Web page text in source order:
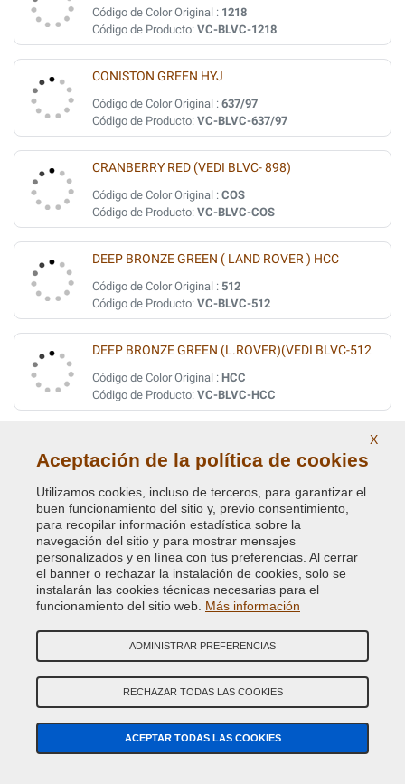
Código de Color Original : 1218
Código de Producto: VC-BLVC-1218
CONISTON GREEN HYJ
Código de Color Original : 637/97
Código de Producto: VC-BLVC-637/97
CRANBERRY RED (VEDI BLVC- 898)
Código de Color Original : COS
Código de Producto: VC-BLVC-COS
DEEP BRONZE GREEN ( LAND ROVER ) HCC
Código de Color Original : 512
Código de Producto: VC-BLVC-512
DEEP BRONZE GREEN (L.ROVER)(VEDI BLVC-512
Código de Color Original : HCC
Código de Producto: VC-BLVC-HCC
Código de Color Original :419
Código de Producto: VC-BLVC-419
EASTNOR GREEN (L.ROVER)(VEDI BLVC-419
Código de Color Original :HUJ
Código de Producto:VC-BLVC-HUJ
Código de Color Original : 997
Código de Color Original :JSA
X
Aceptación de la política de cookies
Utilizamos cookies, incluso de terceros, para garantizar el
buen funcionamiento del sitio y, previo consentimiento,
para recopilar información estadística sobre la
navegación del sitio y para mostrar mensajes
personalizados y en línea con tus preferencias. Al cerrar
el banner o rechazar la instalación de cookies, solo se
instalarán las cookies técnicas necesarias para el
funcionamiento del sitio web. Más información
ADMINISTRAR PREFERENCIAS
RECHAZAR TODAS LAS COOKIES
ACEPTAR TODAS LAS COOKIES